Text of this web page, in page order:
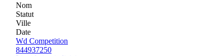
Nom
Statut
Ville
Date
Wd Competition
844937250